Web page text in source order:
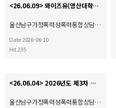
<26.06.09> 와이즈유(영산대학교) 부울경 사회복지·평생교육 기관 협회 2026학년도 산학협력 협약체결…
울산남구가정폭력성폭력통합상담…
Date 2026-06-10
Hit 235
<26.06.04> 2026년도 제3차 사회복지현장실습 종결식
울산남구가정폭력성폭력통합상담…